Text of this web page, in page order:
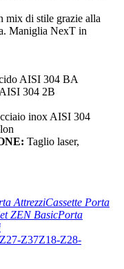
mix di stile grazie alla
Maniglia NexT in
AISI 304 BA
304 2B
inox AISI 304
Taglio laser,
AttrezziCassette Porta
ZEN BasicPorta
Z37Z18-Z28-